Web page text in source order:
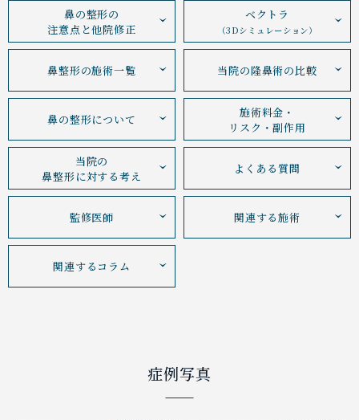
鼻の整形の
注意点と他院修正
ベクトラ
（3Dシミュレーション）
鼻整形の施術一覧 当院の隆鼻術の比較
鼻の整形について
施術料金・
リスク・副作用
当院の
鼻整形に対する考え
よくある質問
監修医師 関連する施術
関連するコラム
症例写真